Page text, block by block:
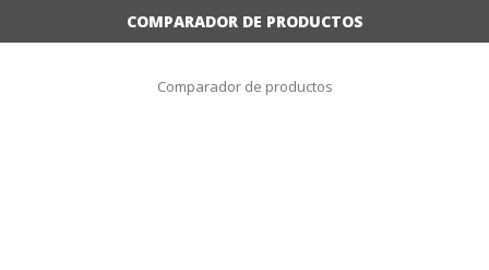
COMPARADOR DE PRODUCTOS
Comparador de productos